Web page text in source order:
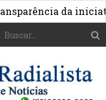
da iniciativa